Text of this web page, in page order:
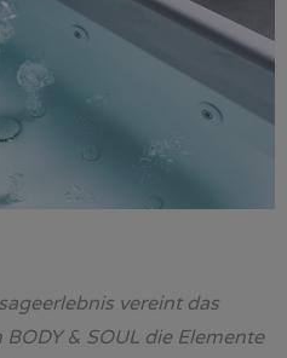
vereint das
& SOUL die Elemente